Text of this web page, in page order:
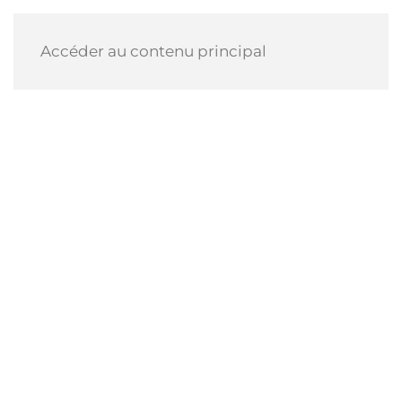
Accéder au contenu principal